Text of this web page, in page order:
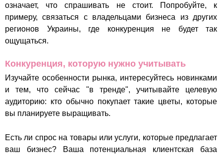
означает, что спрашивать не стоит. Попробуйте, к
примеру, связаться с владельцами бизнеса из других
регионов Украины, где конкуренция не будет так
ощущаться.
Конкуренция, которую нужно учитывать
Изучайте особенности рынка, интересуйтесь новинками
и тем, что сейчас "в тренде", учитывайте целевую
аудиторию: кто обычно покупает такие цветы, которые
вы планируете выращивать.
Есть ли спрос на товары или услуги, которые предлагает
ваш бизнес? Ваша потенциальная клиентская база